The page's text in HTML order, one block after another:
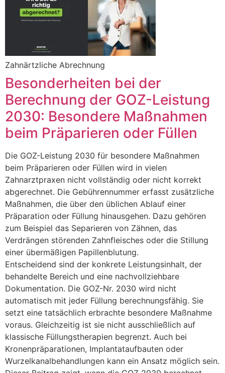
Zahnärtzliche Abrechnung
Besonderheiten bei der
Berechnung der GOZ-Leistung
2030: Besondere Maßnahmen
beim Präparieren oder Füllen
Die GOZ-Leistung 2030 für besondere Maßnahmen
beim Präparieren oder Füllen wird in vielen
Zahnarztpraxen nicht vollständig oder nicht korrekt
abgerechnet. Die Gebührennummer erfasst zusätzliche
Maßnahmen, die über den üblichen Ablauf einer
Präparation oder Füllung hinausgehen. Dazu gehören
zum Beispiel das Separieren von Zähnen, das
Verdrängen störenden Zahnfleisches oder die Stillung
einer übermäßigen Papillenblutung.
Entscheidend sind der konkrete Leistungsinhalt, der
behandelte Bereich und eine nachvollziehbare
Dokumentation. Die GOZ-Nr. 2030 wird nicht
automatisch mit jeder Füllung berechnungsfähig. Sie
setzt eine tatsächlich erbrachte besondere Maßnahme
voraus. Gleichzeitig ist sie nicht ausschließlich auf
klassische Füllungstherapien begrenzt. Auch bei
Kronenpräparationen, Implantataufbauten oder
Wurzelkanalbehandlungen kann ein Ansatz möglich sein.